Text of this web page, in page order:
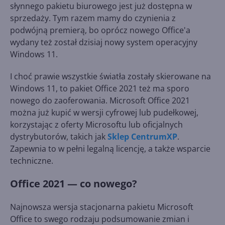
słynnego pakietu biurowego jest już dostępna w
sprzedaży. Tym razem mamy do czynienia z
podwójną premierą, bo oprócz nowego Office'a
wydany też został dzisiaj nowy system operacyjny
Windows 11.
I choć prawie wszystkie światła zostały skierowane na
Windows 11, to pakiet Office 2021 też ma sporo
nowego do zaoferowania. Microsoft Office 2021
można już kupić w wersji cyfrowej lub pudełkowej,
korzystając z oferty Microsoftu lub oficjalnych
dystrybutorów, takich jakSklep CentrumXP.
Zapewnia to w pełni legalną licencję, a także wsparcie
techniczne.
Office 2021 — co nowego?
Najnowsza wersja stacjonarna pakietu Microsoft
Office to swego rodzaju podsumowanie zmian i